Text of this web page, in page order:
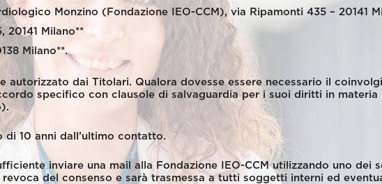
Monzino (Fondazione IEO-CCM), via Ripamonti 435 – 20141
20141 Milano**
Milano**.
autorizzato dai Titolari. Qualora dovesse essere necessario il
specifico con clausole di salvaguardia per i suoi diritti in materia
di 10 anni dall’ultimo contatto.
inviare una mail alla Fondazione IEO-CCM utilizzando uno dei
del consenso e sarà trasmessa a tutti soggetti interni ed